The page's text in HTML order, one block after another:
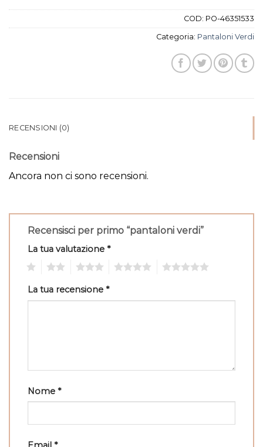
COD: PO-46351533
Categoria: Pantaloni Verdi
RECENSIONI (0)
Recensioni
Ancora non ci sono recensioni.
Recensisci per primo “pantaloni verdi”
La tua valutazione *
La tua recensione *
Nome *